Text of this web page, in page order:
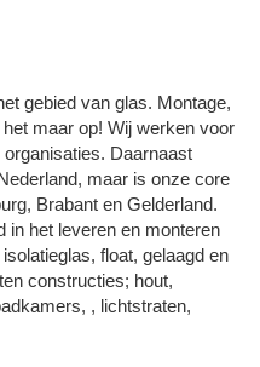
gebied van glas. Montage,
maar op! Wij werken voor
Daarnaast
maar is onze core
Brabant en Gelderland.
in het leveren en monteren
float, gelaagd en
constructies; hout,
, lichtstraten,